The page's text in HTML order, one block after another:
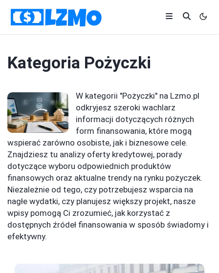
Kategoria Pożyczki
W kategorii "Pożyczki" na Lzmo.pl
odkryjesz szeroki wachlarz
informacji dotyczących różnych
form finansowania, które mogą
wspierać zarówno osobiste, jak i biznesowe cele.
Znajdziesz tu analizy oferty kredytowej, porady
dotyczące wyboru odpowiednich produktów
finansowych oraz aktualne trendy na rynku pożyczek.
Niezależnie od tego, czy potrzebujesz wsparcia na
nagłe wydatki, czy planujesz większy projekt, nasze
wpisy pomogą Ci zrozumieć, jak korzystać z
dostępnych źródeł finansowania w sposób świadomy i
efektywny.